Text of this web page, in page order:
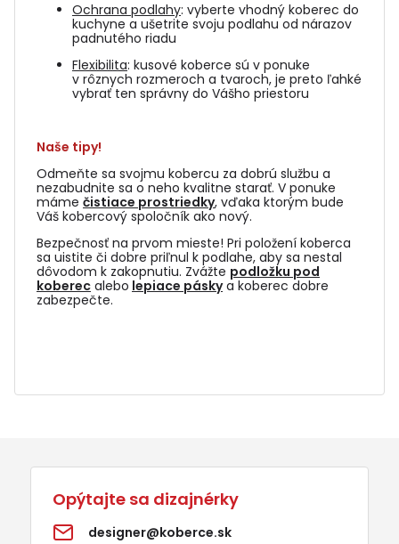
Ochrana podlahy: vyberte vhodný koberec do
kuchyne a ušetrite svoju podlahu od nárazov
padnutého riadu
Flexibilita: kusové koberce sú v ponuke
v rôznych rozmeroch a tvaroch, je preto ľahké
vybrať ten správny do Vášho priestoru
Naše tipy!
Odmeňte sa svojmu kobercu za dobrú službu a
nezabudnite sa o neho kvalitne starať. V ponuke
máme čistiace prostriedky, vďaka ktorým bude
Váš kobercový spoločník ako nový.
Bezpečnosť na prvom mieste! Pri položení koberca
sa uistite či dobre priľnul k podlahe, aby sa nestal
dôvodom k zakopnutiu. Zvážte podložku pod
koberec alebo lepiace páskya koberec dobre
zabezpečte.
Opýtajte sa dizajnérky
designer@koberce.sk